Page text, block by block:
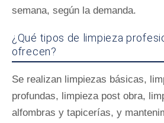
semana, según la demanda.
¿Qué tipos de limpieza
ofrecen?
Se realizan limpiezas básicas,
profundas, limpieza post obra,
alfombras y tapicerías, y